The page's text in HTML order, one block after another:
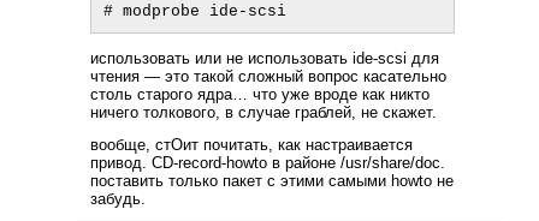
использовать или не использовать ide-scsi для
чтения — это такой сложный вопрос касательно
столь старого ядра… что уже вроде как никто
ничего толкового, в случае граблей, не скажет.
вообще, стОит почитать, как настраивается
привод. CD-record-howto в районе /usr/share/doc.
поставить только пакет с этими самыми howto не
забудь.